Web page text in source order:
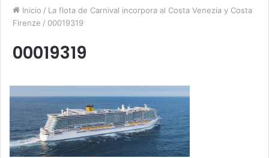
Inicio / La flota de Carnival incorpora al Costa Venezia y Costa
Firenze / 00019319
00019319